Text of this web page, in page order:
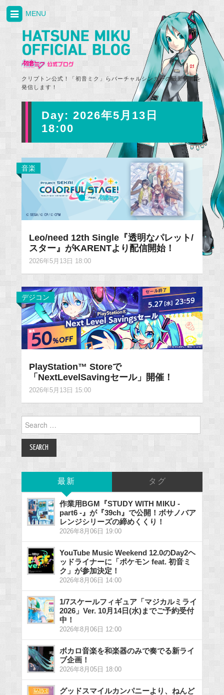
クリプトン公式！「初音ミク」らバーチャルシンガーの最新情報を
発信します！
MENU
Day: 2026年5月13日
18:00
音楽
Leo/need 12th Single『透明なパレット/
スター』がKARENTより配信開始！
2026年5月13日 18:00
デジコン
PlayStation™ Storeで
「NextLevelSavingセール」開催！
2026年5月13日 15:00
for:
最新 タグ
作業用BGM『STUDY WITH MIKU -
part6 -』が『39ch』で公開！ボサノバア
レンジシリーズの締めくくり！
2026年8月06日 19:00
YouTube Music Weekend 12.0のDay2ヘ
ッドライナーに「ポケモン feat. 初音ミ
ク」が参加決定！
2026年8月06日 14:00
1/7スケールフィギュア「マジカルミライ
2026」Ver. 10月14日(水)までご予約受付
中！
2026年8月06日 12:00
ボカロ音楽を和楽器のみで奏でる新ライ
ブ企画！
2026年8月05日 18:00
グッドスマイルカンパニーより、ねんど